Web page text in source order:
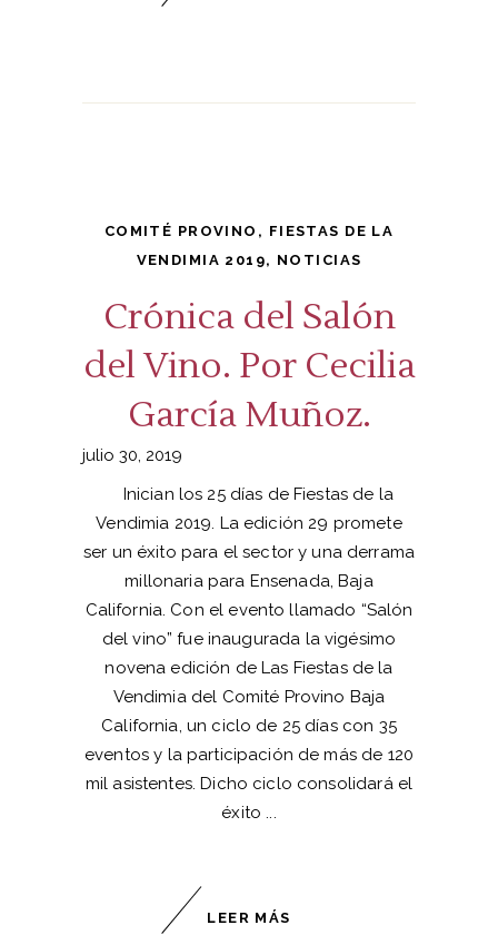
COMITÉ PROVINO , FIESTAS DE LA
VENDIMIA 2019, NOTICIAS
Crónica del Salón
del Vino. Por Cecilia
García Muñoz.
julio 30, 2019
Inician los 25 días de Fiestas de la
Vendimia 2019. La edición 29 promete
ser un éxito para el sector y una derrama
millonaria para Ensenada, Baja
California. Con el evento llamado “Salón
del vino” fue inaugurada la vigésimo
novena edición de Las Fiestas de la
Vendimia del Comité Provino Baja
California, un ciclo de 25 días con 35
eventos y la participación de más de 120
mil asistentes. Dicho ciclo consolidará el
éxito
LEER MÁS